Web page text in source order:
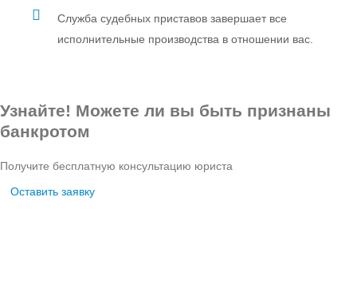
Служба судебных приставов завершает все
исполнительные производства в отношении вас.
Узнайте! Можете ли вы быть признаны
банкротом
Получите бесплатную консультацию юриста
Оставить заявку